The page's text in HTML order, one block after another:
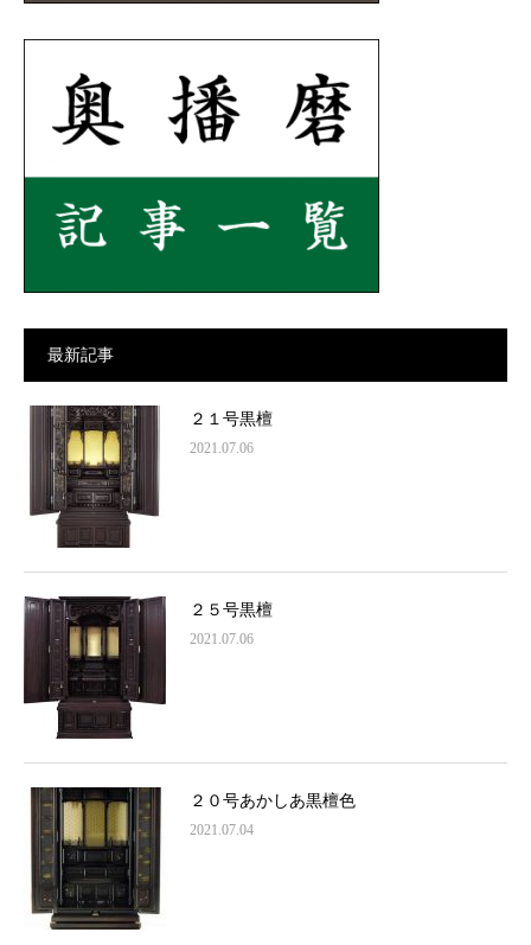
最新記事
２１号黒檀
2021.07.06
２５号黒檀
2021.07.06
２０号あかしあ黒檀色
2021.07.04